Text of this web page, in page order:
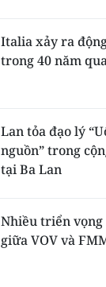
Italia xảy ra
trong 40 năm
Lan tỏa đạo lý
nguồn” trong
tại Ba Lan
Nhiều triển
giữa VOV và